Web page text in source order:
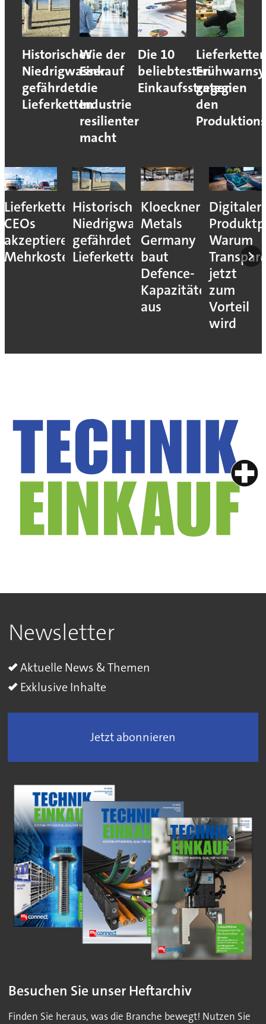
Historisches
Niedrigwasser
gefährdet
Lieferketten
Wie der
Einkauf
die
Industrie
resilienter
macht
Die 10
beliebtesten
Einkaufsstrategien
gegen
den
Lieferkettenresilienz:
CEOs
akzeptieren
Mehrkosten
Historisches
Niedrigwasser
gefährdet
Lieferketten
Kloeckner
Metals
Germany
baut
Defence-
Kapazitäten
aus
Digitaler
Warum
jetzt
zum
Vorteil
wird
Newsletter
Aktuelle News & Themen
Exklusive Inhalte
Jetzt abonnieren
Besuchen Sie unser Heftarchiv
Finden Sie heraus, was die Branche bewegt! Nutzen Sie